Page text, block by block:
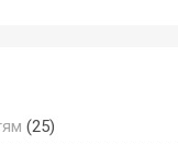
(25)